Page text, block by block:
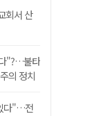
회서 산
"?…불타
의 정치
다"…전